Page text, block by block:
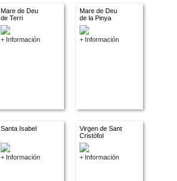
Mare de Deu
de Terri
+ Información
Mare de Deu
de la Pinya
+ Información
Santa Isabel
+ Información
Virgen de Sant
Cristòfol
+ Información